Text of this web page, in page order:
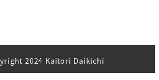
2024 Kaitori Daikichi